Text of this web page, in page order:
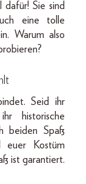
dafür! Sie sind
eine tolle
Warum also
Seid ihr
historische
beiden Spaß
Kostüm
ist garantiert.